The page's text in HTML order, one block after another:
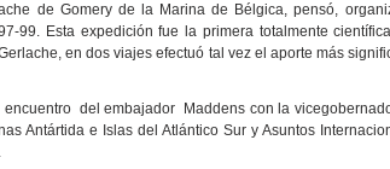
de Gomery de la Marina de Bélgica, pensó,
99. Esta expedición fue la primera totalmente
en dos viajes efectuó tal vez el aporte más
encuentro del embajador Maddens con la
Antártida e Islas del Atlántico Sur y Asuntos